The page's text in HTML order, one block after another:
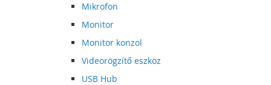
Mikrofon
Monitor
Monitor konzol
Videorögzítő eszköz
USB Hub